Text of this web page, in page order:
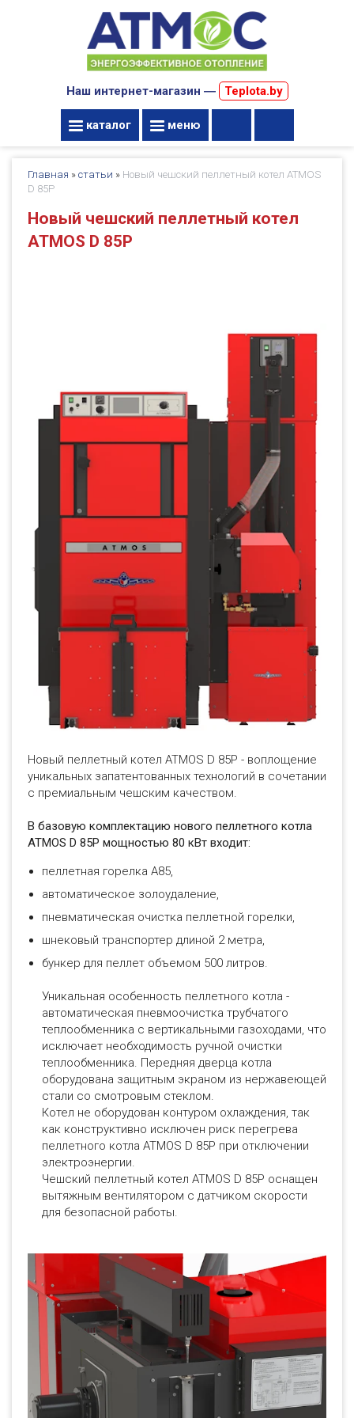
Наш интернет-магазин ― Teplota.by
каталог меню
Главная » статьи » Новый чешский пеллетный котел ATMOS
D 85P
Новый чешский пеллетный котел
ATMOS D 85P
Новый пеллетный котел ATMOS D 85P - воплощение
уникальных запатентованных технологий в сочетании
с премиальным чешским качеством.
В базовую комплектацию нового пеллетного котла
ATMOS D 85P мощностью 80 кВт входит:
пеллетная горелка А85,
автоматическое золоудаление,
пневматическая очистка пеллетной горелки,
шнековый транспортер длиной 2 метра,
бункер для пеллет объемом 500 литров.
Уникальная особенность пеллетного котла -
автоматическая пневмоочистка трубчатого
теплообменника с вертикальными газоходами, что
исключает необходимость ручной очистки
теплообменника. Передняя дверца котла
оборудована защитным экраном из нержавеющей
стали со смотровым стеклом.
Котел не оборудован контуром охлаждения, так
как конструктивно исключен риск перегрева
пеллетного котла ATMOS D 85P при отключении
электроэнергии.
Чешский пеллетный котел ATMOS D 85P оснащен
вытяжным вентилятором с датчиком скорости
для безопасной работы.